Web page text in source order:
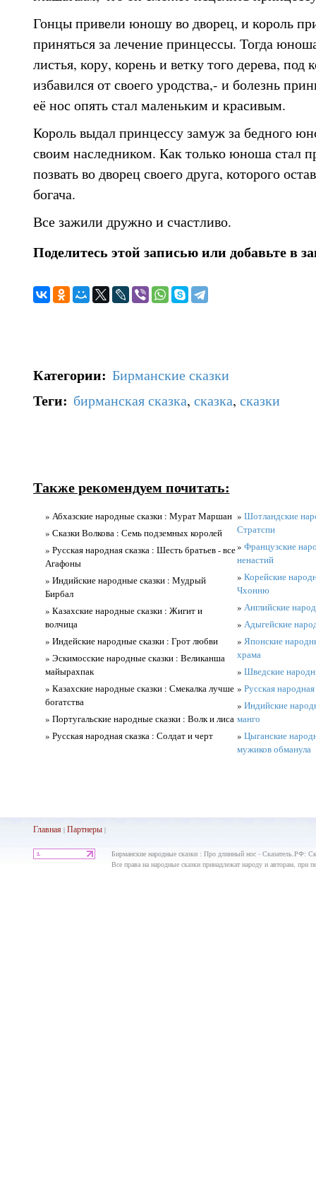
Гонцы привели юношу во дворец, и король
приняться за лечение принцессы. Тогда
листья, кору, корень и ветку того дерева, под
избавился от своего уродства,- и болезнь
её нос опять стал маленьким и красивым.
Король выдал принцессу замуж за бедного
своим наследником. Как только юноша стал
позвать во дворец своего друга, которого
богача.
Все зажили дружно и счастливо.
Поделитесь этой записью или добавьте в
Категории: Бирманские сказки
Теги: бирманская сказка, сказка, сказки
Также рекомендуем почитать:
» Абхазские народные сказки : Мурат Маршан
» Сказки Волкова : Семь подземных королей
» Русская народная сказка : Шесть братьев - все
Агафоны
» Индийские народные сказки : Мудрый
Бирбал
» Казахские народные сказки : Жигит и
волчица
» Индейские народные сказки : Грот любви
» Эскимосские народные сказки : Великанша
майырахпак
» Казахские народные сказки : Смекалка лучше
богатства
» Португальские народные сказки : Волк и лиса
» Русская народная сказка : Солдат и черт
» Шотландские
Стратспи
» Французские
ненастий
» Корейские
Чхонню
» Английские
» Адыгейские
» Японские
храма
» Шведские
» Русская
» Индийские
манго
» Цыганские
мужиков обманула
Главная| Партнеры|
Бирманские народные сказки : Про длинный нос - Сказатель.РФ:
Все права на народные сказки принадлежат народу и авторам, при